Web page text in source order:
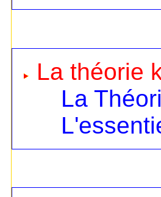
La théorie
La